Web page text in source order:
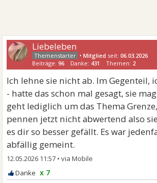
Liebeleben
•Mitglied seit:06.03.2026
Beiträge:96 Danke: 431 Themen: 2
Ich lehne sie nicht ab. Im Gegenteil,
- hatte das schon mal gesagt, sie
geht lediglich um das Thema
pennen jetzt nicht abwertend also
es dir so besser gefällt. Es war
abfällig gemeint.
12.05.2026 11:57 •
x 7